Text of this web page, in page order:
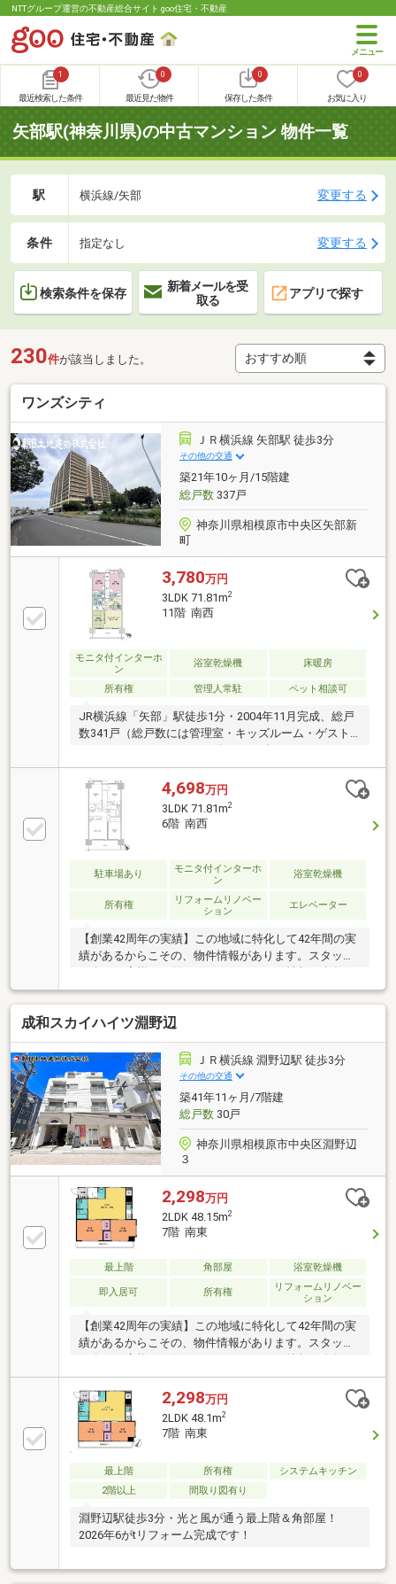
NTTグループ運営の不動産総合サイト goo住宅・不動産
1
最近検索した条件
0
最近見た物件
0
保存した条件
0
お気に入り
矢部駅(神奈川県)の中古マンション 物件一覧
駅 横浜線/矢部 変更する
条件 指定なし 変更する
検索条件を保存
新着メールを受
取る
アプリで探す
230件が該当しました。
ワンズシティ
ＪＲ横浜線 矢部駅 徒歩3分
その他の交通
築21年10ヶ月/15階建
総戸数337戸
神奈川県相模原市中央区矢部新
町
3,780万円
3LDK 71.81m2
11階 南西
モニタ付インターホ
ン
浴室乾燥機 床暖房
所有権 管理人常駐 ペット相談可
JR横浜線「矢部」駅徒歩1分・2004年11月完成、総戸
数341戸（総戸数には管理室・キッズルーム・ゲスト
ルーム・パーティールーム各１戸を含みます）・TVモ
ニター付きオートロック・24時間有人管理体制・不在
時に便利な宅配ボックス～専有部～・11階部分、専有
面積71.81平米3LDK・南西向きにつき陽当たり良好・
対面式カウンターキッチン・追焚機能付きのオートバ
ス・全居室約5.0帖以上・温水式床暖房（リビングダイ
ニング）・室内を有効に使えるアウトフレーム工法構
造:鉄骨鉄筋コンクリート・鉄筋コンクリート造
4,698万円
3LDK 71.81m2
6階 南西
駐車場あり
モニタ付インターホ
ン
浴室乾燥機
所有権
リフォームリノベー
ション
エレベーター
【創業42周年の実績】この地域に特化して42年間の実
績があるからこその、物件情報があります。スタッフ
30名でお客様がご覧になったことのない情報を多数ご
用意しております。ご案内・詳細な資料のご請求はお
気軽にどうぞ！インターネット、チラシなどに掲載で
きない物件も多数ございます！■朝日土地建物 橋本店
は新築一戸建てやマンションなど不動産の購入・売却
をサポートする橋本駅徒歩2分の不動産会社です。■未
公開物件情報も多数ございます！不動産に関する事は
なんでもお気軽にご連絡ください。■キッズスペース
もご用意しております。ＤＶＤ、おもちゃ、絵本など
キッズスペースも充実させております。
成和スカイハイツ淵野辺
ＪＲ横浜線 淵野辺駅 徒歩3分
その他の交通
築41年11ヶ月/7階建
総戸数30戸
神奈川県相模原市中央区淵野辺
３
2,298万円
2LDK 48.15m2
7階 南東
最上階 角部屋 浴室乾燥機
即入居可 所有権
リフォームリノベー
ション
【創業42周年の実績】この地域に特化して42年間の実
績があるからこその、物件情報があります。スタッフ
用意しております。ご案内・詳細な資料のご請求はお
気軽にどうぞ！インターネット、チラシなどに掲載で
きない物件も多数ございます！■朝日土地建物 橋本店
は一戸建てやマンションなど不動産の購入・売却をサ
ポートする橋本駅徒歩2分の不動産会社です。■未公開
でもお気軽にご連絡ください。■キッズスペースもご
用意しております。ＤＶＤ、おもちゃ、絵本などキッ
ズスペースも充実させております。
2,298万円
2LDK 48.1m2
7階 南東
最上階 所有権
システムキッチン
2階以上
間取り図有り
淵野辺駅徒歩3分・光と風が通う最上階＆角部屋！
2026年6がtリフォーム完成です！